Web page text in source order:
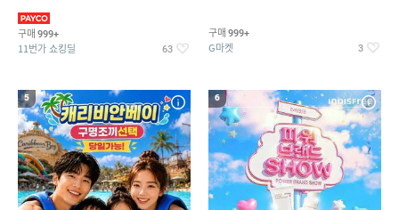
구매 999+
11번가 쇼킹딜 63
구매 999+
G마켓 3
5 6